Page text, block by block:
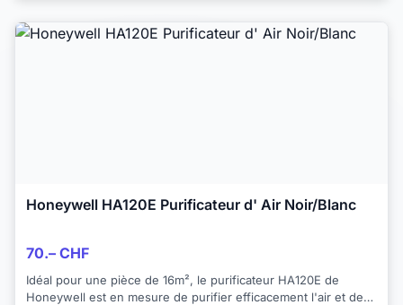
Honeywell HA120E Purificateur d' Air Noir/Blanc
70.– CHF
Idéal pour une pièce de 16m², le purificateur HA120E de
Honeywell est en mesure de purifier efficacement l'air et de